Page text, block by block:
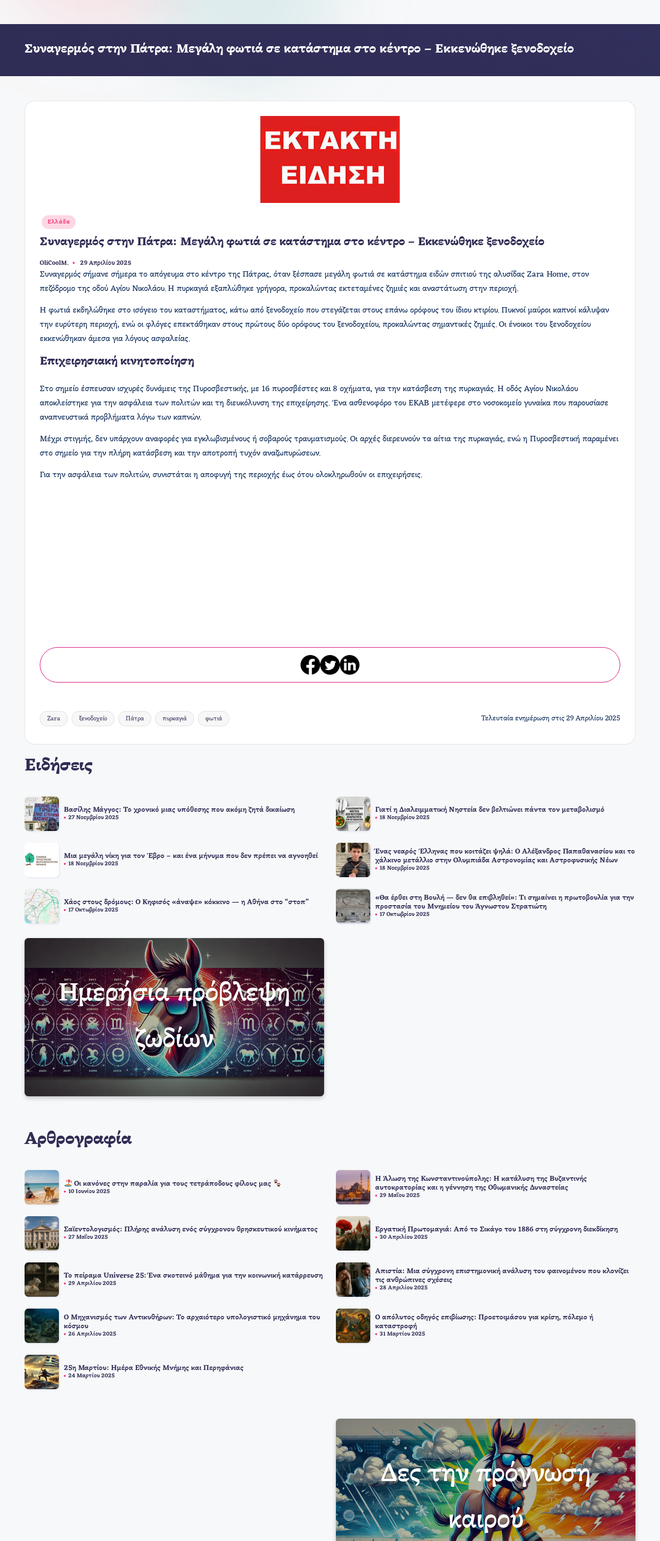
Συναγερμός στην Πάτρα: Μεγάλη φωτιά σε κατάστημα στο κέντρο – Εκκενώθηκε ξενοδοχείο
Αναρτήθηκε
Ελλάδα
Συναγερμός στην Πάτρα: Μεγάλη φωτιά σε κατάστημα στο κέντρο – Εκκενώθηκε ξενοδοχείο
Συγγραφέας:
OliCoolM. 29 Απριλίου 2025
Συναγερμός σήμανε σήμερα το απόγευμα στο κέντρο της Πάτρας, όταν ξέσπασε μεγάλη φωτιά σε κατάστημα ειδών σπιτιού της αλυσίδας Zara Home, στον
πεζόδρομο της οδού Αγίου Νικολάου. Η πυρκαγιά εξαπλώθηκε γρήγορα, προκαλώντας εκτεταμένες ζημιές και αναστάτωση στην περιοχή.​
Η φωτιά εκδηλώθηκε στο ισόγειο του καταστήματος, κάτω από ξενοδοχείο που στεγάζεται στους επάνω ορόφους του ίδιου κτιρίου. Πυκνοί μαύροι καπνοί κάλυψαν
την ευρύτερη περιοχή, ενώ οι φλόγες επεκτάθηκαν στους πρώτους δύο ορόφους του ξενοδοχείου, προκαλώντας σημαντικές ζημιές. Οι ένοικοι του ξενοδοχείου
εκκενώθηκαν άμεσα για λόγους ασφαλείας.​
Επιχειρησιακή κινητοποίηση
Στο σημείο έσπευσαν ισχυρές δυνάμεις της Πυροσβεστικής, με 16 πυροσβέστες και 8 οχήματα, για την κατάσβεση της πυρκαγιάς. Η οδός Αγίου Νικολάου
αποκλείστηκε για την ασφάλεια των πολιτών και τη διευκόλυνση της επιχείρησης. Ένα ασθενοφόρο του ΕΚΑΒ μετέφερε στο νοσοκομείο γυναίκα που παρουσίασε
αναπνευστικά προβλήματα λόγω των καπνών.​
Μέχρι στιγμής, δεν υπάρχουν αναφορές για εγκλωβισμένους ή σοβαρούς τραυματισμούς. Οι αρχές διερευνούν τα αίτια της πυρκαγιάς, ενώ η Πυροσβεστική παραμένει
στο σημείο για την πλήρη κατάσβεση και την αποτροπή τυχόν αναζωπυρώσεων.
Για την ασφάλεια των πολιτών, συνιστάται η αποφυγή της περιοχής έως ότου ολοκληρωθούν οι επιχειρήσεις.
Ετικέτες:
Zara ξενοδοχείο Πάτρα πυρκαγιά φωτιά Τελευταία ενημέρωση στις 29 Απριλίου 2025
Ειδήσεις
Βασίλης Μάγγος: Το χρονικό μιας υπόθεσης που ακόμη ζητά δικαίωση
27 Νοεμβρίου 2025
Γιατί η Διαλειμματική Νηστεία δεν βελτιώνει πάντα τον μεταβολισμό
18 Νοεμβρίου 2025
Μια μεγάλη νίκη για τον Έβρο – και ένα μήνυμα που δεν πρέπει να αγνοηθεί
18 Νοεμβρίου 2025
Ένας νεαρός Έλληνας που κοιτάζει ψηλά: Ο Αλέξανδρος Παπαθανασίου και το
χάλκινο μετάλλιο στην Ολυμπιάδα Αστρονομίας και Αστροφυσικής Νέων
18 Νοεμβρίου 2025
Χάος στους δρόμους: Ο Κηφισός «άναψε» κόκκινο — η Αθήνα στο “στοπ”
17 Οκτωβρίου 2025
«Θα έρθει στη Βουλή — δεν θα επιβληθεί»: Τι σημαίνει η πρωτοβουλία για την
προστασία του Μνημείου του Άγνωστου Στρατιώτη
17 Οκτωβρίου 2025
Ημερήσια πρόβλεψη
ζωδίων
Αρθρογραφία
Οι κανόνες στην παραλία για τους τετράποδους φίλους μας
10 Ιουνίου 2025
Η Άλωση της Κωνσταντινούπολης: Η κατάλυση της Βυζαντινής
αυτοκρατορίας και η γέννηση της Οθωμανικής Δυναστείας
29 Μαΐου 2025
Σαϊεντολογισμός: Πλήρης ανάλυση ενός σύγχρονου θρησκευτικού κινήματος
27 Μαΐου 2025
Εργατική Πρωτομαγιά: Από το Σικάγο του 1886 στη σύγχρονη διεκδίκηση
30 Απριλίου 2025
Το πείραμα Universe 25: Ένα σκοτεινό μάθημα για την κοινωνική κατάρρευση
29 Απριλίου 2025
Απιστία: Μια σύγχρονη επιστημονική ανάλυση του φαινομένου που κλονίζει
τις ανθρώπινες σχέσεις
28 Απριλίου 2025
Ο Μηχανισμός των Αντικυθήρων: Το αρχαιότερο υπολογιστικό μηχάνημα του
κόσμου
26 Απριλίου 2025
Ο απόλυτος οδηγός επιβίωσης: Προετοιμάσου για κρίση, πόλεμο ή
καταστροφή
31 Μαρτίου 2025
25η Μαρτίου: Ημέρα Εθνικής Μνήμης και Περηφάνιας
24 Μαρτίου 2025
Δες την πρόγνωση
καιρού